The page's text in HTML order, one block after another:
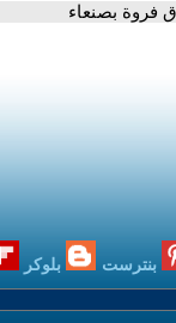
فروة بصنعاء
بنترست بلوكر